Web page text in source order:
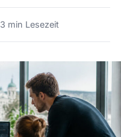
3 min Lesezeit